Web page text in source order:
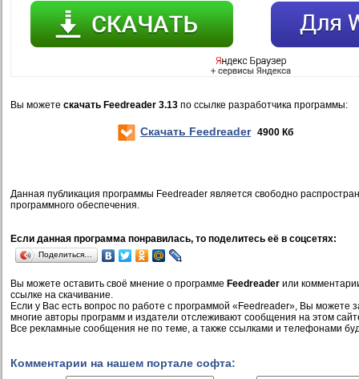
Вы можете скачать Feedreader 3.13 по ссылке разработчика программы:
Скачать Feedreader 4900 Кб
Данная публикация программы Feedreader является свободно
программного обеспечения.
Если данная программа понравилась, то поделитесь её в соцсетях:
Поделиться…
Вы можете оставить своё мнение о программе Feedreader или
ссылке на скачивание.
Если у Вас есть вопрос по работе с программой «Feedreader», Вы можете
многие авторы программ и издатели отслеживают сообщения на этом
Все рекламные сообщения не по теме, а также ссылками и телефонами
Комментарии на нашем портале софта: